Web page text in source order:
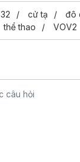
cử tạ
đô
thể thao VOV2